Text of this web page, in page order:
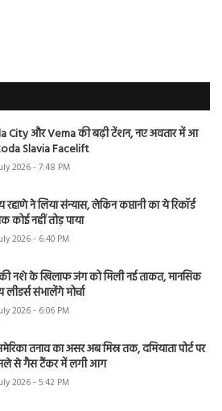
City और Verna की बढ़ी टेंशन, नए अवतार में आ
Slavia Facelift
2026 - 7:48 PM
ने लिया संन्यास, लेकिन कप्तानी का ये रिकॉर्ड
नहीं तोड़ पाया
2026 - 6:40 PM
नशे के खिलाफ जंग को मिली नई ताकत, मानसिक
लीडर्स संभालेंगे मोर्चा
2026 - 6:06 PM
तनाव का असर अब मिस्र तक, दमियाता पोर्ट पर
से गैस टैंकर में लगी आग
2026 - 5:42 PM